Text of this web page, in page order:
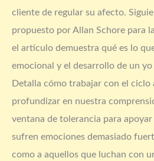
cliente de regular su afecto.
propuesto por Allan Schore para
el artículo demuestra qué es lo
emocional y el desarrollo de un
Detalla cómo trabajar con el
profundizar en nuestra
ventana de tolerancia para
sufren emociones demasiado
como a aquellos que luchan con